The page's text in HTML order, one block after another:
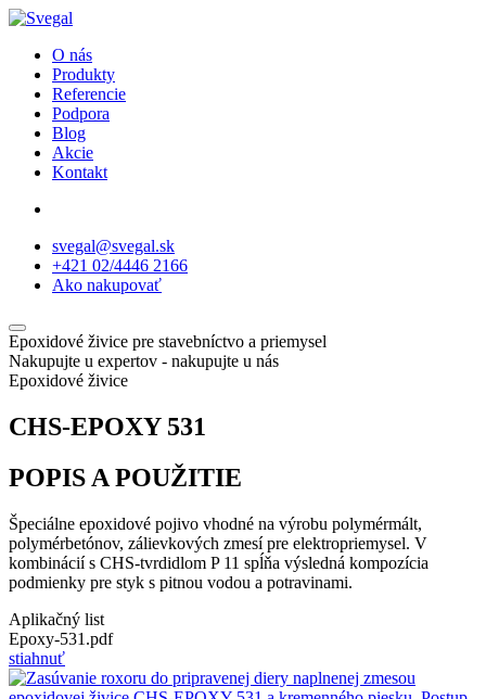
O nás
Produkty
Referencie
Podpora
Blog
Akcie
Kontakt
svegal@svegal.sk
+421 02/4446 2166
Ako nakupovať
Epoxidové živice pre stavebníctvo a priemysel
Nakupujte u expertov - nakupujte u nás
Epoxidové živice
CHS-EPOXY 531
POPIS A POUŽITIE
Špeciálne epoxidové pojivo vhodné na výrobu polymérmált,
polymérbetónov, zálievkových zmesí pre elektropriemysel. V
kombinácií s CHS-tvrdidlom P 11 spĺňa výsledná kompozícia
podmienky pre styk s pitnou vodou a potravinami.
Aplikačný list
Epoxy-531.pdf
stiahnuť